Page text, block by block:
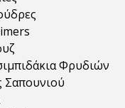
Φρυδιών
Σαπουνιού